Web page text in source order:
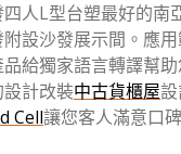
人L型台塑最好的南
設沙發展示間。應
給獨家語言轉譯幫
計改裝中古貨櫃屋
Cell讓您客人滿意口碑